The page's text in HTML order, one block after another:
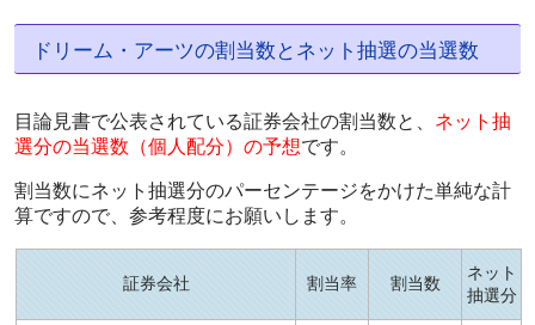
ドリーム・アーツの割当数とネット抽選の当選数
目論見書で公表されている証券会社の割当数と、 ネット抽
選分の当選数（個人配分）の予想です。
割当数にネット抽選分のパーセンテージをかけた単純な計
算ですので、参考程度にお願いします。
証券会社 割当率 割当数
ネット
抽選分